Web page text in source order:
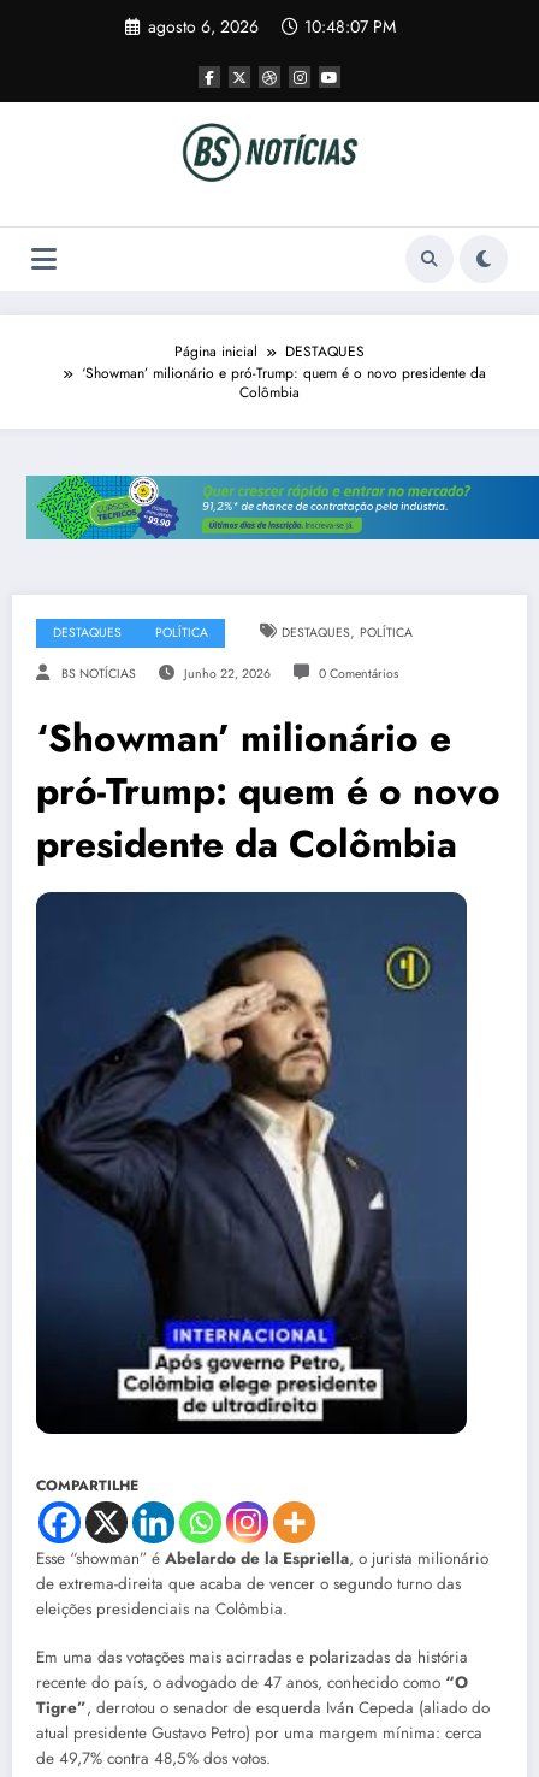
agosto 6, 2026 10:48:07 PM
Página inicial
DESTAQUES
‘Showman’ milionário e pró-Trump: quem é o novo presidente da
Colômbia
DESTAQUES POLÍTICA DESTAQUES, POLÍTICA
BS NOTÍCIAS Junho 22, 2026 0 Comentários
‘Showman’ milionário e
pró-Trump: quem é o novo
presidente da Colômbia
COMPARTILHE
Esse “showman” é Abelardo de la Espriella, o jurista milionário
de extrema-direita que acaba de vencer o segundo turno das
eleições presidenciais na Colômbia.
Em uma das votações mais acirradas e polarizadas da história
recente do país, o advogado de 47 anos, conhecido como “O
Tigre”, derrotou o senador de esquerda Iván Cepeda (aliado do
atual presidente Gustavo Petro) por uma margem mínima: cerca
de 49,7% contra 48,5% dos votos.